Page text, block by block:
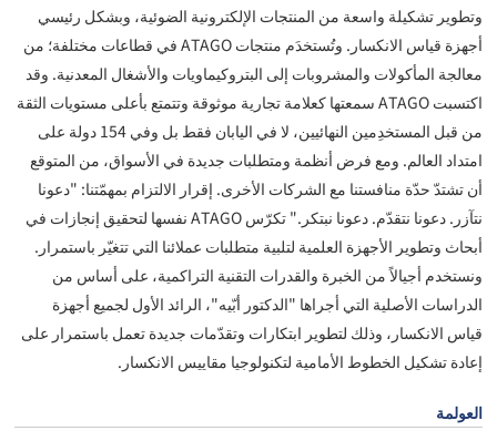
وتطوير تشكيلة واسعة من المنتجات الإلكترونية الضوئية، وبشكل رئيسي
أجهزة قياس الانكسار. وتُستخدَم منتجات ATAGO في قطاعات مختلفة؛ من
معالجة المأكولات والمشروبات إلى البتروكيماويات والأشغال المعدنية. وقد
اكتسبت ATAGO سمعتها كعلامة تجارية موثوقة وتتمتع بأعلى مستويات الثقة
من قبل المستخدِمين النهائيين، لا في اليابان فقط بل وفي 154 دولة على
امتداد العالم. ومع فرض أنظمة ومتطلبات جديدة في الأسواق، من المتوقع
أن تشتدّ حدّة منافستنا مع الشركات الأخرى. إقرار الالتزام بمهمّتنا: "دعونا
نتآزر. دعونا نتقدّم. دعونا نبتكر." تكرّس ATAGO نفسها لتحقيق إنجازات في
أبحاث وتطوير الأجهزة العلمية لتلبية متطلبات عملائنا التي تتغيّر باستمرار.
ونستخدم أجيالاً من الخبرة والقدرات التقنية التراكمية، على أساس من
الدراسات الأصلية التي أجراها "الدكتور أبّيه"، الرائد الأول لجميع أجهزة
قياس الانكسار، وذلك لتطوير ابتكارات وتقدّمات جديدة تعمل باستمرار على
إعادة تشكيل الخطوط الأمامية لتكنولوجيا مقاييس الانكسار.
العولمة